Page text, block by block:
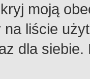
moją
liście
dla